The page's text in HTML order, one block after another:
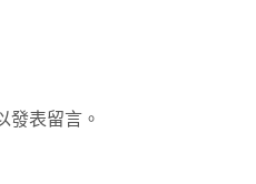
發表留言。